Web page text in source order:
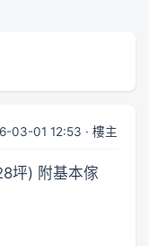
03-01 12:53 · 樓主
坪) 附基本傢